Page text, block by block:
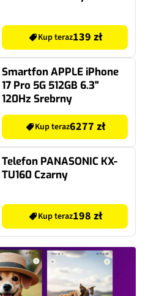
Kup teraz139 zł
Smartfon APPLE iPhone
17 Pro 5G 512GB 6.3"
120Hz Srebrny
Kup teraz6277 zł
Telefon PANASONIC KX-
TU160 Czarny
Kup teraz198 zł